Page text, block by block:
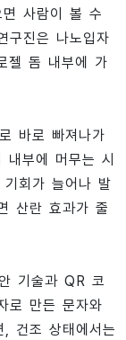
면 사람이 볼 수
구진은 나노입자
젤 돔 내부에 가
바로 빠져나가
부에 머무는 시
회가 늘어나 발
산란 효과가 줄
기술과 QR 코
로 만든 문자와
건조 상태에서는